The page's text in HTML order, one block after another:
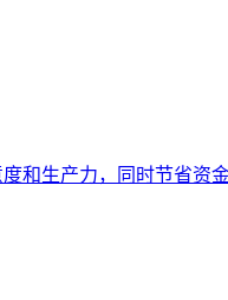
和生产力，同时节省资